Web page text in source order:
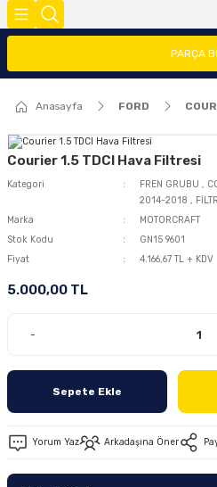
(FMY)
PARÇA
Anasayfa FORD
Courier 1.5 TDCI Hava Filtresi
Kategori FREN GRUBU ,
2014-2018 ,
Marka
MOTORCRAFT
Stok Kodu
GN15 9601
Fiyat
4.166,67 TL + KDV
5.000,00 TL
-
Sepete Ekle
Yorum Yaz Arkadaşına Öner